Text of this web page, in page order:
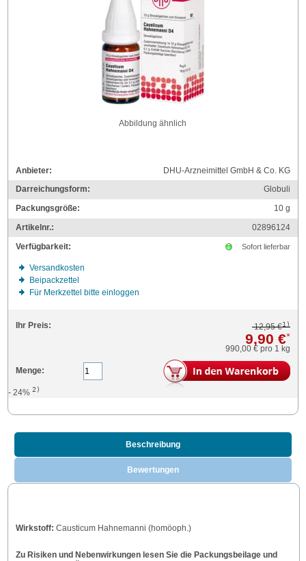
Abbildung ähnlich
Anbieter:
DHU-Arzneimittel GmbH & Co. KG
Darreichungsform:
Globuli
Packungsgröße:
10g
Artikelnr.:
02896124
Verfügbarkeit:
Sofort lieferbar
Versandkosten
Beipackzettel
Für Merkzettel bitte einloggen
Ihr Preis: 12,95 €1)
9,90 €*
990,00 € pro 1 kg
Menge:
- 24%2)
Beschreibung
Bewertungen
Wirkstoff: Causticum Hahnemanni (homöoph.)
Zu Risiken und Nebenwirkungen lesen Sie die Packungsbeilage und